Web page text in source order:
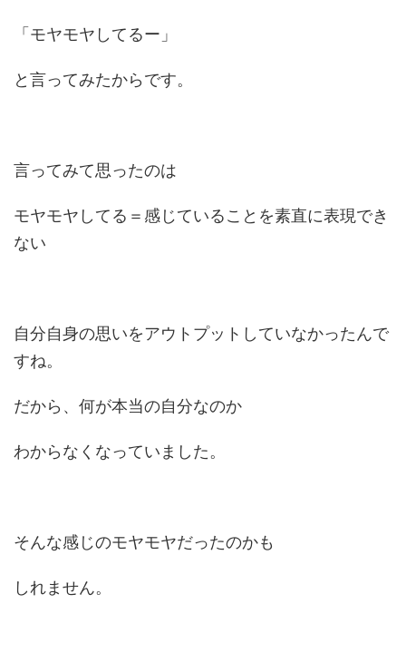
「モヤモヤしてるー」
と言ってみたからです。
言ってみて思ったのは
モヤモヤしてる＝感じていることを素直に表現でき
ない
自分自身の思いをアウトプットしていなかったんで
すね。
だから、何が本当の自分なのか
わからなくなっていました。
そんな感じのモヤモヤだったのかも
しれません。